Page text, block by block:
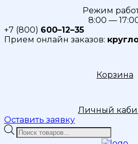
Режим
8:00 —
+7 (800) 600–12–35
Прием онлайн заказов:
Корзина
Личный
Оставить заявку
Поиск
товаров